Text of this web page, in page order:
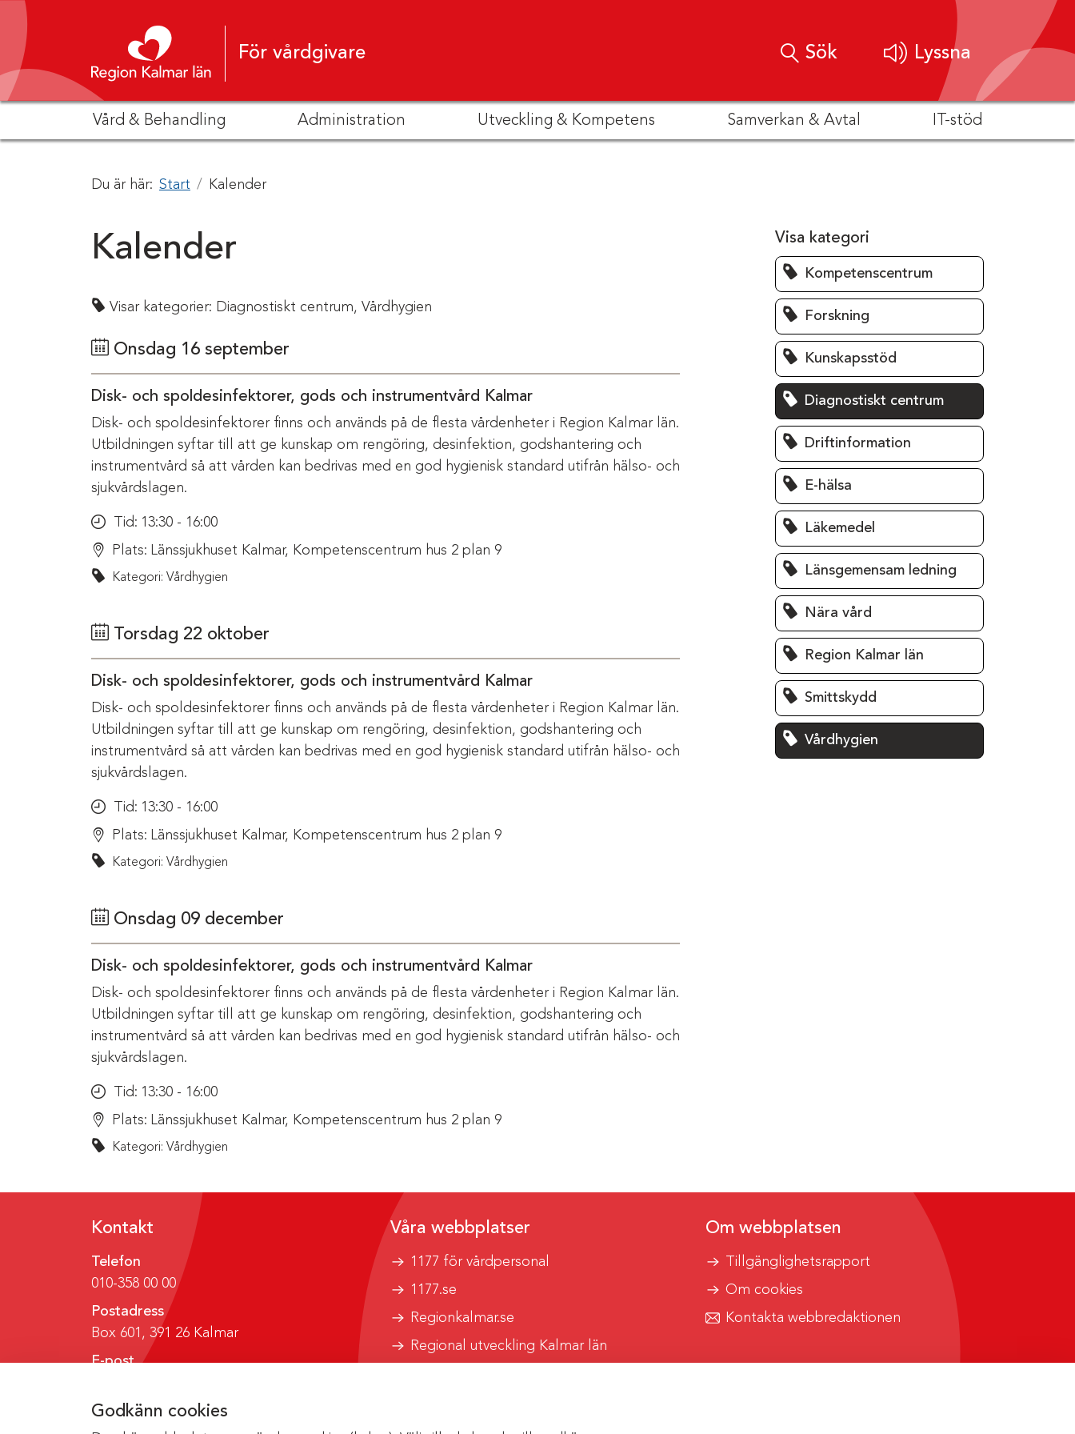
Godkänn cookies
Hoppa till innehåll
För vårdgivare Sök Lyssna
Vård & Behandling Administration Utveckling & Kompetens Samverkan & Avtal IT-stöd
Du är här: Start Kalender
Kalender
Visar kategorier: Diagnostiskt centrum, Vårdhygien
Onsdag 16 september
Disk- och spoldesinfektorer, gods och instrumentvård Kalmar
Disk- och spoldesinfektorer finns och används på de flesta vårdenheter i Region Kalmar län.
Utbildningen syftar till att ge kunskap om rengöring, desinfektion, godshantering och
instrumentvård så att vården kan bedrivas med en god hygienisk standard utifrån hälso- och
sjukvårdslagen.
Tid: 13:30 - 16:00
Plats: Länssjukhuset Kalmar, Kompetenscentrum hus 2 plan 9
Kategori: Vårdhygien
Torsdag 22 oktober
Disk- och spoldesinfektorer, gods och instrumentvård Kalmar
Disk- och spoldesinfektorer finns och används på de flesta vårdenheter i Region Kalmar län.
Utbildningen syftar till att ge kunskap om rengöring, desinfektion, godshantering och
instrumentvård så att vården kan bedrivas med en god hygienisk standard utifrån hälso- och
sjukvårdslagen.
Tid: 13:30 - 16:00
Plats: Länssjukhuset Kalmar, Kompetenscentrum hus 2 plan 9
Kategori: Vårdhygien
Onsdag 09 december
Disk- och spoldesinfektorer, gods och instrumentvård Kalmar
Disk- och spoldesinfektorer finns och används på de flesta vårdenheter i Region Kalmar län.
Utbildningen syftar till att ge kunskap om rengöring, desinfektion, godshantering och
instrumentvård så att vården kan bedrivas med en god hygienisk standard utifrån hälso- och
sjukvårdslagen.
Tid: 13:30 - 16:00
Plats: Länssjukhuset Kalmar, Kompetenscentrum hus 2 plan 9
Kategori: Vårdhygien
Visa kategori
Kompetenscentrum
Forskning
Kunskapsstöd
Diagnostiskt centrum
Driftinformation
E-hälsa
Läkemedel
Länsgemensam ledning
Nära vård
Region Kalmar län
Smittskydd
Vårdhygien
Kontakt
Telefon
010-358 00 00
Postadress
Box 601, 391 26 Kalmar
E-post
Våra webbplatser
1177 för vårdpersonal
1177.se
Regionkalmar.se
Regional utveckling Kalmar län
Om webbplatsen
Tillgänglighetsrapport
Om cookies
Kontakta webbredaktionen